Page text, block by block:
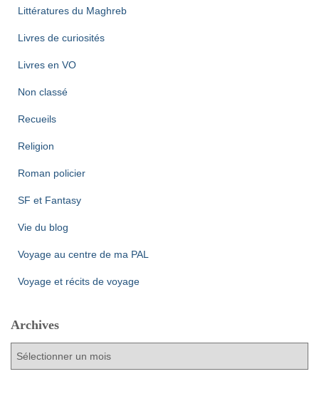
Littératures du Maghreb
Livres de curiosités
Livres en VO
Non classé
Recueils
Religion
Roman policier
SF et Fantasy
Vie du blog
Voyage au centre de ma PAL
Voyage et récits de voyage
Archives